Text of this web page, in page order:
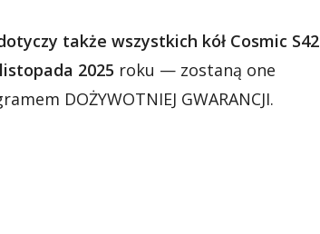
także wszystkich kół Cosmic S42
2025 roku — zostaną one
DOŻYWOTNIEJ GWARANCJI.